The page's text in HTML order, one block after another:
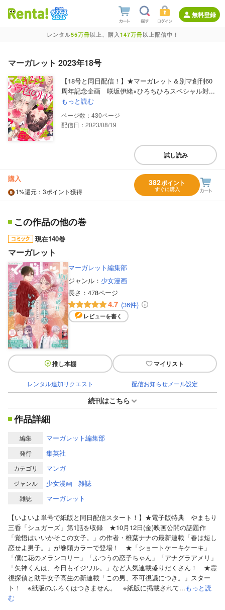
無料登録
レンタル55万冊以上、購入147万冊以上配信中！
マーガレット 2023年18号
【18号と同日配信！】★マーガレット＆別マ創刊60
周年記念企画 咲坂伊緒×ひろちひろスペシャル対...
もっと読む
430
配信日：2023/08/19
試し読み
購入
1%還元 ：3ポイント獲得
382ポイント
すぐに購入
この作品の他の巻
現在140巻
マーガレット
マーガレット編集部
ジャンル： 少女漫画
長さ： 478ページ
4.7 (36件)
レビューを書く
推し本棚 マイリスト
レンタル追加リクエスト 配信お知らせメール設定
続刊はこちら
作品詳細
編集 マーガレット編集部
発行 集英社
カテゴリ マンガ
ジャンル 少女漫画 雑誌
雑誌
マーガレット
【いよいよ単号で紙版と同日配信スタート！】★電子版特典 やまもり
三香「シュガーズ」第1話を収録 ★10月12日(金)映画公開の話題作
「覚悟はいいかそこの女子。」の作者・椎葉ナナの最新連載「春は短し
恋せよ男子。」が巻頭カラーで登場！ ★「ショートケーキケーキ」
「僕に花のメランコリー」「ふつうの恋子ちゃん」「アナグラアメリ」
「矢神くんは、今日もイジワル。」など人気連載盛りだくさん！ ★霊
視探偵と助手女子高生の新連載「この男、不可視議につき。」スター
ト！ ※紙版のふろくはつきません。 ※紙版に掲載されて...もっと読
む